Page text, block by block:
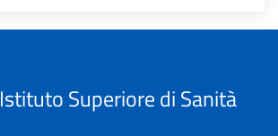
Istituto Superiore di Sanità